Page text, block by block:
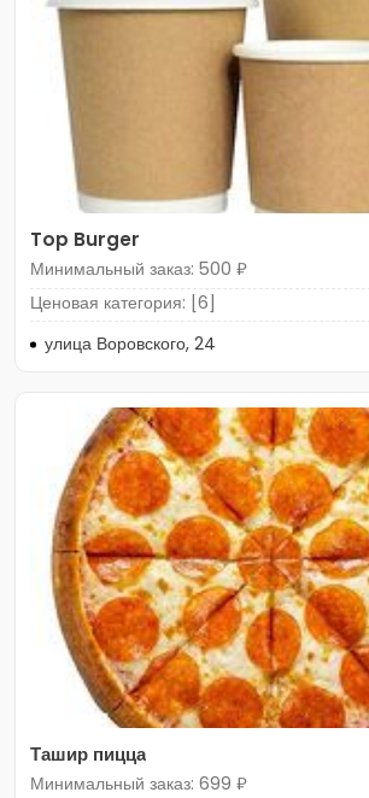
Top Burger
Минимальный заказ: 500 ₽
Ценовая категория: [6]
улица Воровского, 24
Ташир пицца
Минимальный заказ: 699 ₽